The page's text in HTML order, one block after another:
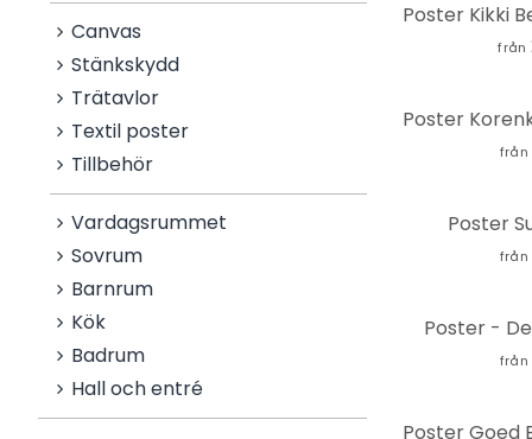
Canvas
Stänkskydd
Trätavlor
Textil poster
Tillbehör
Vardagsrummet
Sovrum
Barnrum
Kök
Badrum
Hall och entré
Poster Kikki
från
från
Poster
från
Poster -
från